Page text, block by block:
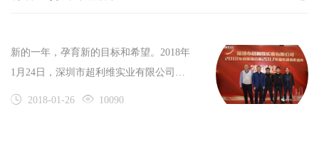
新的一年，孕育新的目标和希望。2018年
1月24日，深圳市超利维实业有限公司
2018年迎新酒会暨2017年度先进表彰盛典
2018-01-26 10090